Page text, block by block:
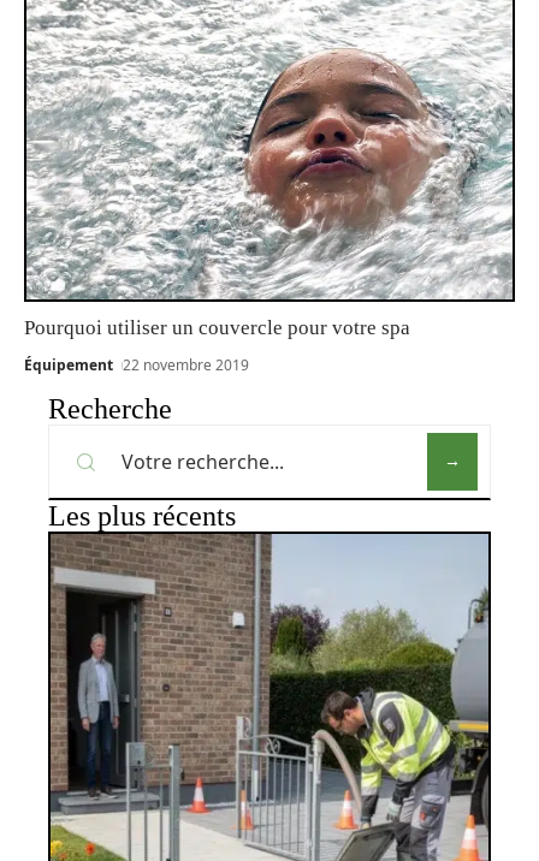
Pourquoi utiliser un couvercle pour votre spa
Équipement 22 novembre 2019
Recherche
Les plus récents